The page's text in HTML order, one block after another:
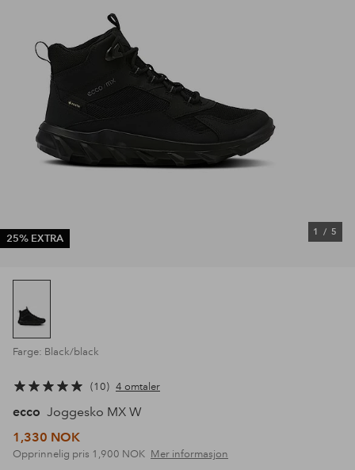
25% EXTRA
1 / 5
Farge: Black/black
10 4 omtaler
ecco Joggesko MX W
1,330 NOK
Opprinnelig pris 1,900 NOK Mer informasjon